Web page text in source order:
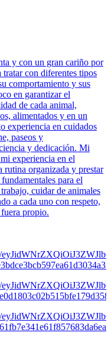
y con un gran cariño por
con diferentes tipos
comportamiento y sus
en garantizar el
de cada animal,
alimentados y en un
experiencia en cuidados
paseos y
y dedicación. Mi
experiencia en el
rutina organizada y prestar
para el
cuidar de animales
a cada uno con respeto,
propio.